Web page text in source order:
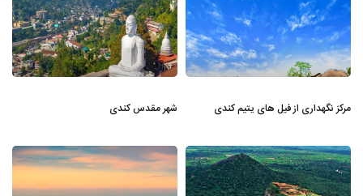
مرکز نگهداری از فیل های یتیم کندی شهر مقدس کندی